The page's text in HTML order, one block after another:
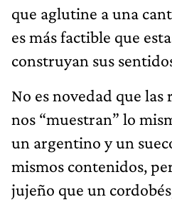
que aglutine a una
es más factible que
construyan sus
No es novedad que las
nos “muestran” lo
un argentino y un
mismos contenidos,
jujeño que un